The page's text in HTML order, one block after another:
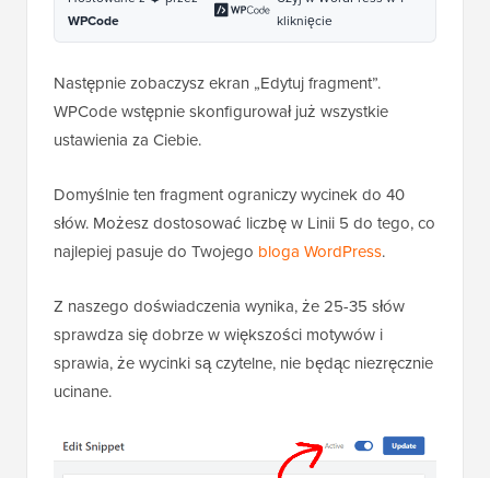
WPCode
kliknięcie
Następnie zobaczysz ekran „Edytuj fragment”.
WPCode wstępnie skonfigurował już wszystkie
ustawienia za Ciebie.
Domyślnie ten fragment ograniczy wycinek do 40
słów. Możesz dostosować liczbę w Linii 5 do tego, co
najlepiej pasuje do Twojego bloga WordPress.
Z naszego doświadczenia wynika, że 25-35 słów
sprawdza się dobrze w większości motywów i
sprawia, że wycinki są czytelne, nie będąc niezręcznie
ucinane.